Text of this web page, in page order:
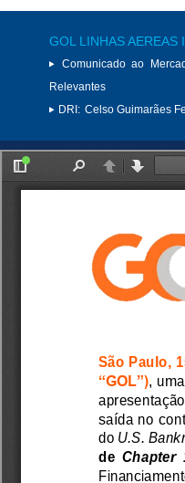
GOL LINHAS AEREAS
Comunicado ao
Relevantes
DRI: Celso Guimarães